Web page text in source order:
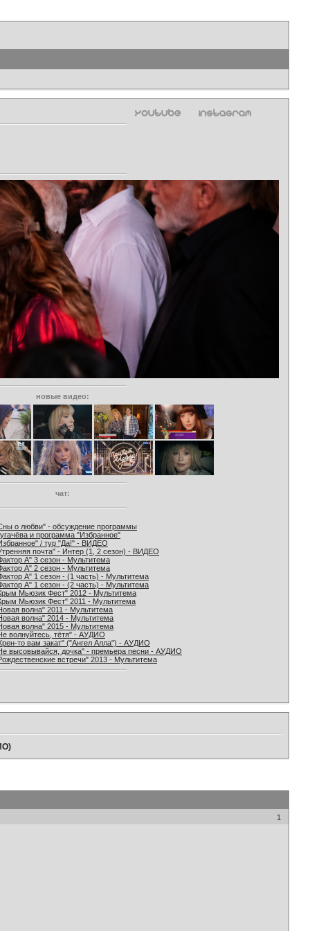
новые видео:
чат:
о любви" - обсуждение программы
и программа "Избранное"
/ тур "Да!" - ВИДЕО
почта" - Интер (1, 2 сезон) - ВИДЕО
А" 3 сезон - Мультитема
А" 2 сезон - Мультитема
А" 1 сезон - (1 часть) - Мультитема
А" 1 сезон - (2 часть) - Мультитема
Мьюзик Фест" 2012 - Мультитема
Мьюзик Фест" 2011 - Мультитема
волна" 2011 - Мультитема
волна" 2014 - Мультитема
волна" 2015 - Мультитема
волнуйтесь, тётя" - АУДИО
то вам закат" ("Ангел Алла") - АУДИО
высовывайся, дочка" - премьера песни - АУДИО
встречи" 2013 - Мультитема
1